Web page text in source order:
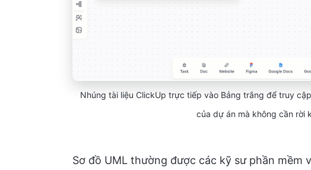
Nhúng tài liệu ClickUp trực tiếp vào Bảng trắng để truy
của dự án mà không cần rời
Sơ đồ UML thường được các kỹ sư phần mềm